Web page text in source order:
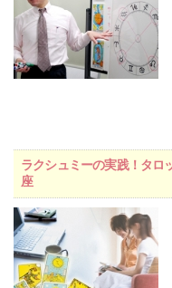
ラクシュミーの実践！タロ
座